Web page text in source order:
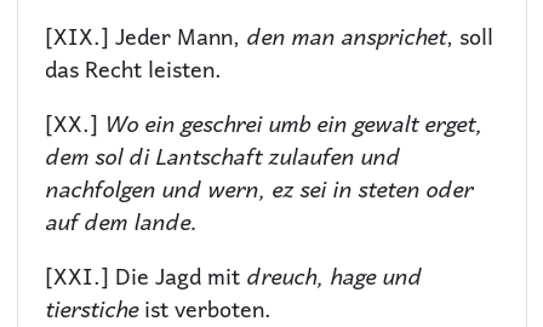
[XIX.] Jeder Mann, den man ansprichet, soll
das Recht leisten.
[XX.] Wo ein geschrei umb ein gewalt erget,
dem sol di Lantschaft zulaufen und
nachfolgen und wern, ez sei in steten oder
auf dem lande.
[XXI.] Die Jagd mit dreuch, hage und
tiersticheist verboten.